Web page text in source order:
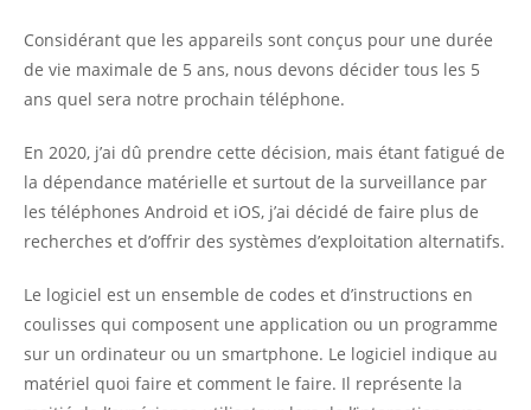
Considérant que les appareils sont conçus pour une durée
de vie maximale de 5 ans, nous devons décider tous les 5
ans quel sera notre prochain téléphone.
En 2020, j’ai dû prendre cette décision, mais étant fatigué de
la dépendance matérielle et surtout de la surveillance par
les téléphones Android et iOS, j’ai décidé de faire plus de
recherches et d’offrir des systèmes d’exploitation alternatifs.
Le logiciel est un ensemble de codes et d’instructions en
coulisses qui composent une application ou un programme
sur un ordinateur ou un smartphone. Le logiciel indique au
matériel quoi faire et comment le faire. Il représente la